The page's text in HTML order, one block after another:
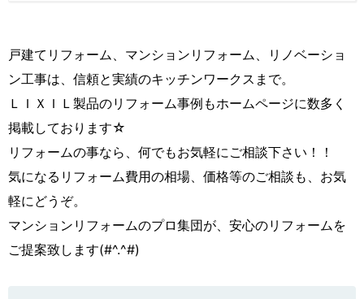
戸建てリフォーム、マンションリフォーム、リノベーショ
ン工事は、信頼と実績のキッチンワークスまで。
ＬＩＸＩＬ製品のリフォーム事例もホームページに数多く
掲載しております☆
リフォームの事なら、何でもお気軽にご相談下さい！！
気になるリフォーム費用の相場、価格等のご相談も、お気
軽にどうぞ。
マンションリフォームのプロ集団が、安心のリフォームを
ご提案致します(#^.^#)